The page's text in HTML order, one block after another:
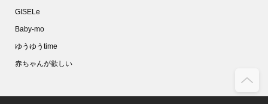
GISELe
Baby-mo
ゆうゆうtime
赤ちゃんが欲しい